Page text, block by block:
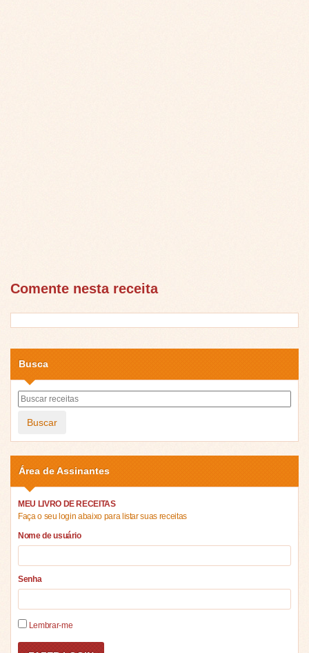
Comente nesta receita
Busca
Buscar
Área de Assinantes
MEU LIVRO DE RECEITAS
Faça o seu login abaixo para listar suas receitas
Nome de usuário
Senha
Lembrar-me